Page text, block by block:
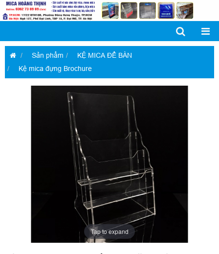
Sản phẩm
KỆ MICA ĐỂ BÀN
Kệ mica đựng Brochure
Tap to expand